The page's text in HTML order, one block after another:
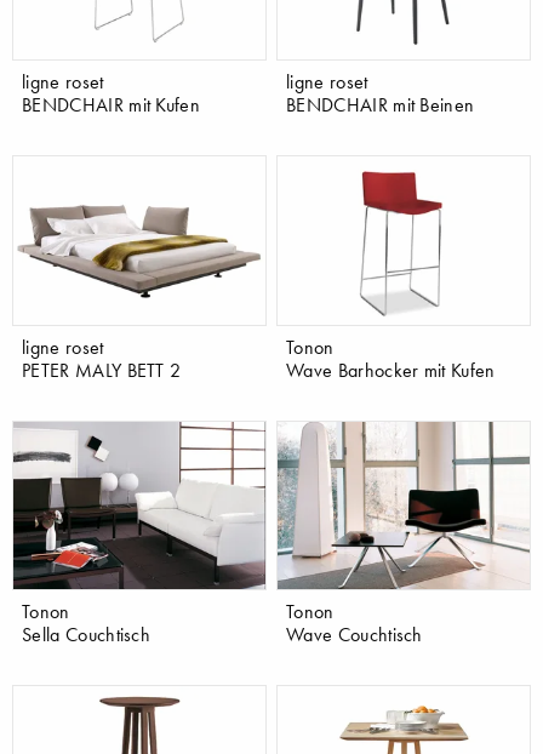
ligne roset
BENDCHAIR mit Kufen
ligne roset
BENDCHAIR mit Beinen
ligne roset
PETER MALY BETT 2
Tonon
Wave Barhocker mit Kufen
Tonon
Sella Couchtisch
Tonon
Wave Couchtisch